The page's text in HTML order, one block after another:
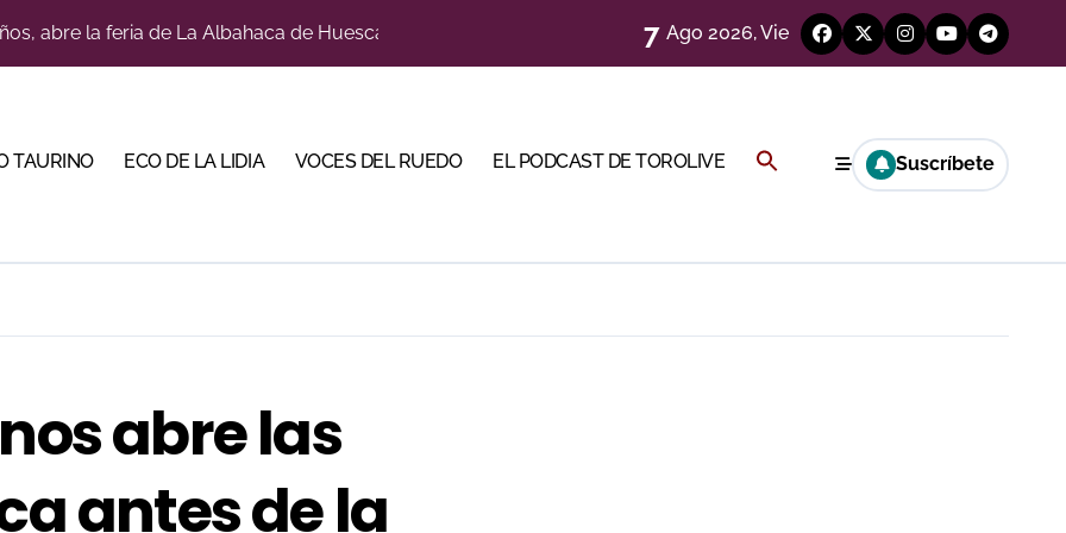
con alicientes y marcado acento torista
su temporada de figura y el palco niega el premio a Roca Rey
cuadro de honor de las Colombinas 2026
abre la corrida de seis rejoneadores en El Puerto de Santa María esta noche
7 Ago 2026, Vie
TAURINO ECO DE LA LIDIA VOCES DEL RUEDO EL PODCAST DE TOROLIVE Buscar: Suscríbete
abre las
antes de la